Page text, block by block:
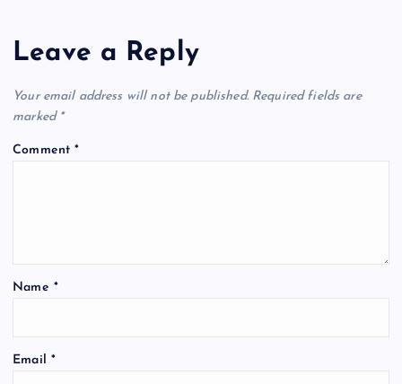
a
v
i
t
o
Leave a Reply
Your email address will not be published. Required fields are
marked *
Comment*
Name *
Email *